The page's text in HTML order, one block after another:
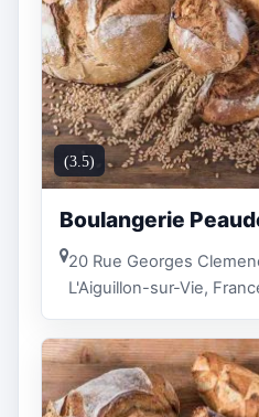
(3.5)
Boulangerie
20 Rue Georges
L'Aiguillon-sur-Vie,